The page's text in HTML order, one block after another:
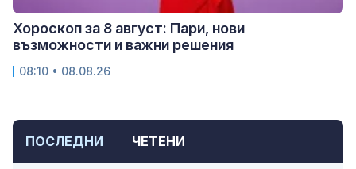
ПОСЛЕДНИ ЧЕТЕНИ
Хороскоп за 8 август: Пари, нови
възможности и важни решения
08:10 • 08.08.26